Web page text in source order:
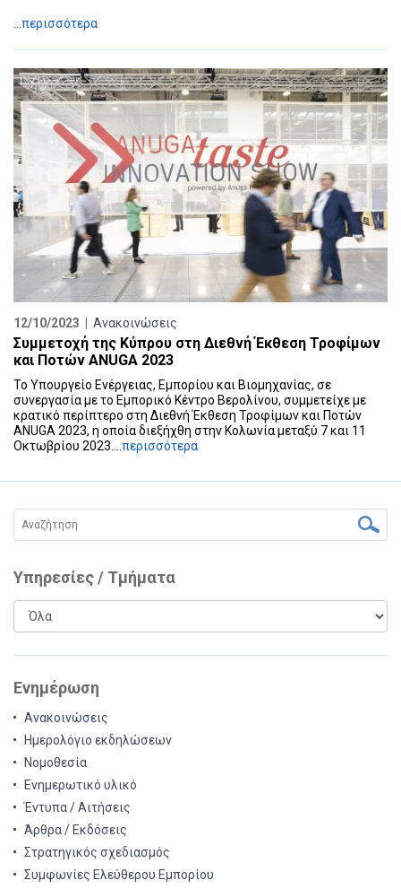
περισσότερα
12/10/2023 | Ανακοινώσεις
Συμμετοχή της Κύπρου στη Διεθνή Έκθεση Τροφίμων
και Ποτών ANUGA 2023
Το Υπουργείο Ενέργειας, Εμπορίου και Βιομηχανίας, σε
συνεργασία με το Εμπορικό Κέντρο Βερολίνου, συμμετείχε με
κρατικό περίπτερο στη Διεθνή Έκθεση Τροφίμων και Ποτών
ANUGA 2023, η οποία διεξήχθη στην Κολωνία μεταξύ 7 και 11
Οκτωβρίου 2023.... περισσότερα
Υπηρεσίες / Τμήματα
Ενημέρωση
Ανακοινώσεις
Ημερολόγιο εκδηλώσεων
Νομοθεσία
Ενημερωτικό υλικό
Έντυπα / Αιτήσεις
Άρθρα / Εκδόσεις
Στρατηγικός σχεδιασμός
Συμφωνίες Ελεύθερου Εμπορίου